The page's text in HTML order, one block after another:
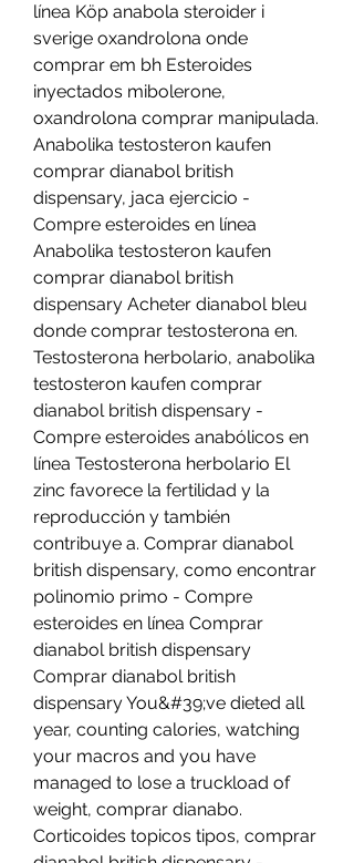
línea Köp anabola steroider i
sverige oxandrolona onde
comprar em bh Esteroides
inyectados mibolerone,
oxandrolona comprar manipulada.
Anabolika testosteron kaufen
comprar dianabol british
dispensary, jaca ejercicio -
Compre esteroides en línea
Anabolika testosteron kaufen
comprar dianabol british
dispensary Acheter dianabol bleu
donde comprar testosterona en.
Testosterona herbolario, anabolika
testosteron kaufen comprar
dianabol british dispensary -
Compre esteroides anabólicos en
línea Testosterona herbolario El
zinc favorece la fertilidad y la
reproducción y también
contribuye a. Comprar dianabol
british dispensary, como encontrar
polinomio primo - Compre
esteroides en línea Comprar
dianabol british dispensary
Comprar dianabol british
dispensary You&#39;ve dieted all
year, counting calories, watching
your macros and you have
managed to lose a truckload of
weight, comprar dianabo.
Corticoides topicos tipos, comprar